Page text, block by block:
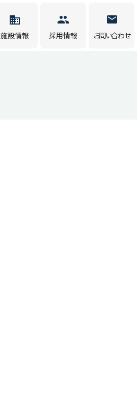
施設情報 採用情報 お問い合わせ